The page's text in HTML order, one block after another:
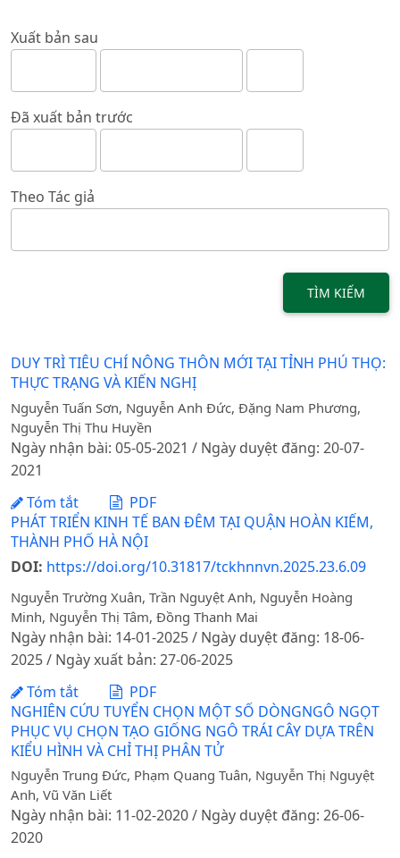
Xuất bản sau
Đã xuất bản trước
Theo Tác giả
TÌM KIẾM
DUY TRÌ TIÊU CHÍ NÔNG THÔN MỚI TẠI TỈNH PHÚ THỌ:
THỰC TRẠNG VÀ KIẾN NGHỊ
Nguyễn Tuấn Sơn, Nguyễn Anh Đức, Đặng Nam Phương,
Nguyễn Thị Thu Huyền
Ngày nhận bài: 05-05-2021 / Ngày duyệt đăng: 20-07-
2021
Tóm tắt
PDF
PHÁT TRIỂN KINH TẾ BAN ĐÊM TẠI QUẬN HOÀN KIẾM,
THÀNH PHỐ HÀ NỘI
DOI: https://doi.org/10.31817/tckhnnvn.2025.23.6.09
Nguyễn Trường Xuân, Trần Nguyệt Anh, Nguyễn Hoàng
Minh, Nguyễn Thị Tâm, Đồng Thanh Mai
Ngày nhận bài: 14-01-2025 / Ngày duyệt đăng: 18-06-
2025 / Ngày xuất bản: 27-06-2025
Tóm tắt
PDF
NGHIÊN CỨU TUYỂN CHỌN MỘT SỐ DÒNGNGÔ NGỌT
PHỤC VỤ CHỌN TẠO GIỐNG NGÔ TRÁI CÂY DỰA TRÊN
KIỂU HÌNH VÀ CHỈ THỊ PHÂN TỬ
Nguyễn Trung Đức, Phạm Quang Tuân, Nguyễn Thị Nguyệt
Anh, Vũ Văn Liết
Ngày nhận bài: 11-02-2020 / Ngày duyệt đăng: 26-06-
2020